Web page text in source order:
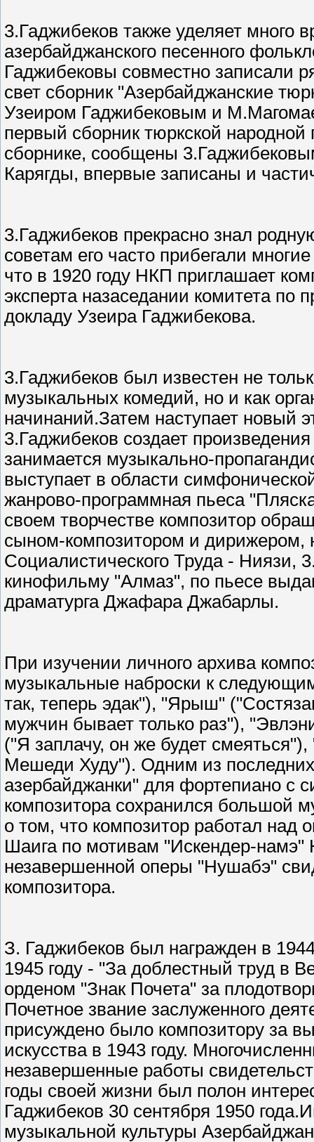
3.Гаджибеков также уделяет много
азербайджанского песенного
Гаджибековы совместно записали
свет сборник "Азербайджанские
Узеиром Гаджибековым и
первый сборник тюркской
сборнике, сообщены
Карягды, впервые записаны и
3.Гаджибеков прекрасно знал
советам его часто прибегали
что в 1920 году НКП приглашает
эксперта назаседании комитета по
докладу Узеира Гаджибекова.
3.Гаджибеков был известен не
музыкальных комедий, но и как
начинаний.Затем наступает новый
3.Гаджибеков создает
занимается музыкально-
выступает в области
жанрово-программная пьеса
своем творчестве композитор
сыном-композитором и
Социалистического Труда - Ниязи,
кинофильму "Алмаз", по пьесе
драматурга Джафара Джабарлы.
При изучении личного архива
музыкальные наброски к
так, теперь эдак"), "Ярыш"
мужчин бывает только раз"),
("Я заплачу, он же будет
Мешеди Худу"). Одним из
азербайджанки" для фортепиано с
композитора сохранился большой
о том, что композитор работал
Шаига по мотивам "Искендер-
незавершенной оперы "Нушабэ"
композитора.
З. Гаджибеков был награжден в
1945 году - "За доблестный труд в
орденом "Знак Почета" за
Почетное звание заслуженного
присуждено было композитору за
искусства в 1943 году.
незавершенные работы
годы своей жизни был полон
Гаджибеков 30 сентября 1950
музыкальной культуры